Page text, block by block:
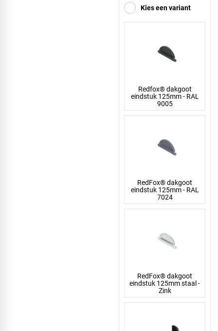
Kies een variant
Redfox® dakgoot
eindstuk 125mm - RAL
9005
RedFox® dakgoot
eindstuk 125mm - RAL
7024
RedFox® dakgoot
eindstuk 125mm staal -
Zink